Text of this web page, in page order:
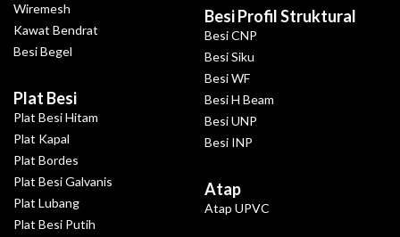
Wiremesh
Kawat Bendrat
Besi Begel
Plat Besi
Plat Besi Hitam
Plat Kapal
Plat Bordes
Plat Besi Galvanis
Plat Lubang
Plat Besi Putih
Besi Profil Struktural
Besi CNP
Besi Siku
Besi WF
Besi H Beam
Besi UNP
Besi INP
Atap
Atap UPVC